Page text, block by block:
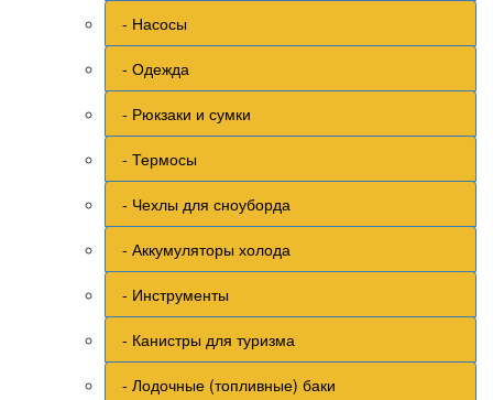
- Насосы
- Одежда
- Рюкзаки и сумки
- Термосы
- Чехлы для сноуборда
- Аккумуляторы холода
- Инструменты
- Канистры для туризма
- Лодочные (топливные) баки